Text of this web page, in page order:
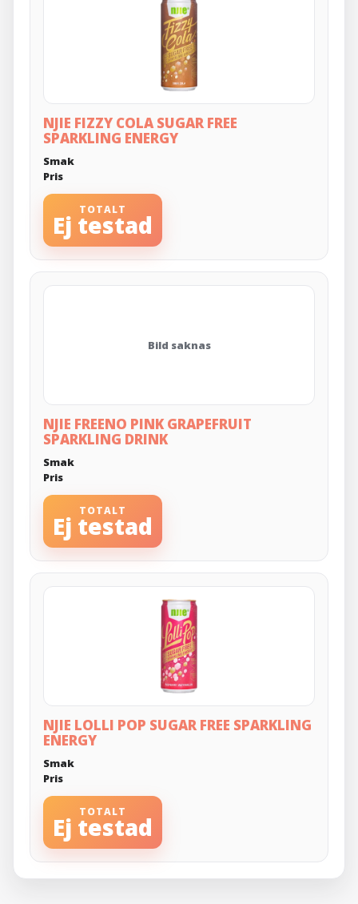
NJIE FIZZY COLA SUGAR FREE
SPARKLING ENERGY
Smak
Pris
TOTALT
Ej testad
Bild saknas
NJIE FREENO PINK GRAPEFRUIT
SPARKLING DRINK
Smak
Pris
TOTALT
Ej testad
NJIE LOLLI POP SUGAR FREE SPARKLING
ENERGY
Smak
Pris
TOTALT
Ej testad